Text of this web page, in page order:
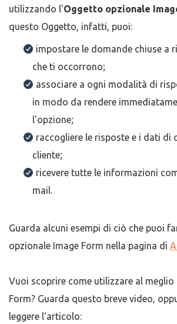
utilizzando l'Oggetto opzionale
questo Oggetto, infatti, puoi:
impostare le domande chiuse a
che ti occorrono;
associare a ogni modalità di
in modo da rendere
l'opzione;
raccogliere le risposte e i dati di
cliente;
ricevere tutte le informazioni
mail.
Guarda alcuni esempi di ciò che puoi
opzionale Image Form nella pagina di
Vuoi scoprire come utilizzare al
Form? Guarda questo breve video,
leggere l'articolo: